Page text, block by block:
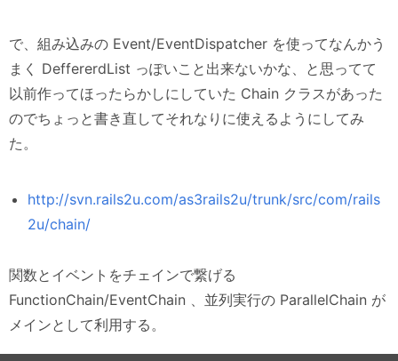
で、組み込みの Event/EventDispatcher を使ってなんかう
まく DeffererdList っぽいこと出来ないかな、と思ってて
以前作ってほったらかしにしていた Chain クラスがあった
のでちょっと書き直してそれなりに使えるようにしてみ
た。
http://svn.rails2u.com/as3rails2u/trunk/src/com/rails
2u/chain/
関数とイベントをチェインで繋げる
FunctionChain/EventChain 、並列実行の ParallelChain が
メインとして利用する。